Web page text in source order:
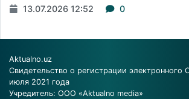
13.07.2026 12:52 0
Aktualno.uz
Свидетельство о регистрации
июля 2021 года
Учредитель: ООО «Aktualno media»